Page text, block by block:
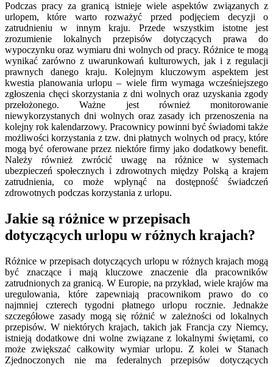
Podczas pracy za granicą istnieje wiele aspektów związanych z
urlopem, które warto rozważyć przed podjęciem decyzji o
zatrudnieniu w innym kraju. Przede wszystkim istotne jest
zrozumienie lokalnych przepisów dotyczących prawa do
wypoczynku oraz wymiaru dni wolnych od pracy. Różnice te mogą
wynikać zarówno z uwarunkowań kulturowych, jak i z regulacji
prawnych danego kraju. Kolejnym kluczowym aspektem jest
kwestia planowania urlopu – wiele firm wymaga wcześniejszego
zgłoszenia chęci skorzystania z dni wolnych oraz uzyskania zgody
przełożonego. Ważne jest również monitorowanie
niewykorzystanych dni wolnych oraz zasady ich przenoszenia na
kolejny rok kalendarzowy. Pracownicy powinni być świadomi także
możliwości korzystania z tzw. dni płatnych wolnych od pracy, które
mogą być oferowane przez niektóre firmy jako dodatkowy benefit.
Należy również zwrócić uwagę na różnice w systemach
ubezpieczeń społecznych i zdrowotnych między Polską a krajem
zatrudnienia, co może wpłynąć na dostępność świadczeń
zdrowotnych podczas korzystania z urlopu.
Jakie są różnice w przepisach
dotyczących urlopu w różnych krajach?
Różnice w przepisach dotyczących urlopu w różnych krajach mogą
być znaczące i mają kluczowe znaczenie dla pracowników
zatrudnionych za granicą. W Europie, na przykład, wiele krajów ma
uregulowania, które zapewniają pracownikom prawo do co
najmniej czterech tygodni płatnego urlopu rocznie. Jednakże
szczegółowe zasady mogą się różnić w zależności od lokalnych
przepisów. W niektórych krajach, takich jak Francja czy Niemcy,
istnieją dodatkowe dni wolne związane z lokalnymi świętami, co
może zwiększać całkowity wymiar urlopu. Z kolei w Stanach
Zjednoczonych nie ma federalnych przepisów dotyczących